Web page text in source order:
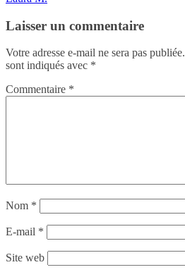
Laisser un commentaire
Votre adresse e-mail ne sera pas publiée.
sont indiqués avec *
Commentaire *
Nom *
E-mail *
Site web